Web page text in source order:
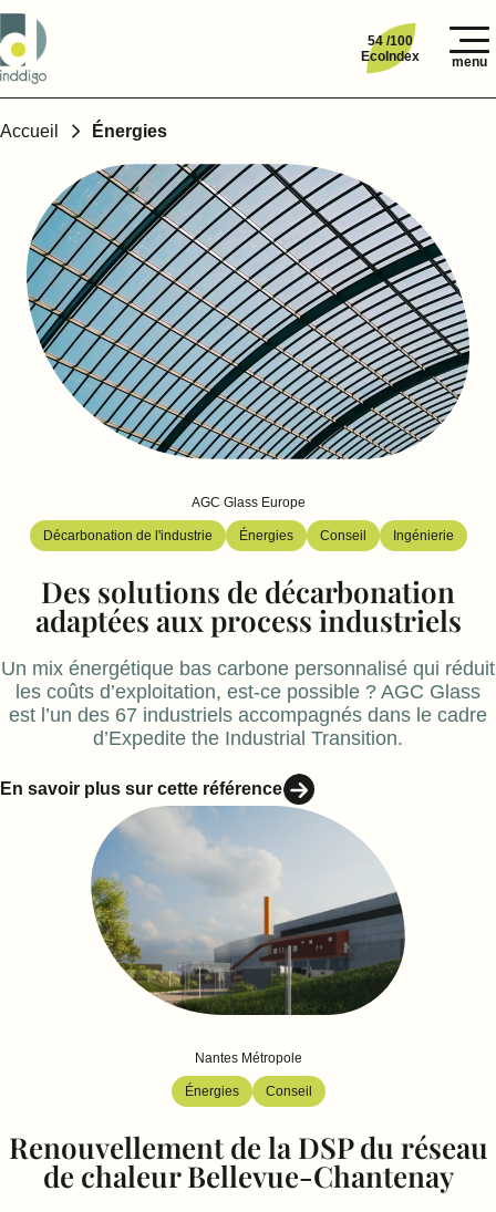
54 /100
EcoIndex
menu
Accueil Énergies
AGC Glass Europe
Décarbonation de l'industrie Énergies Conseil Ingénierie
Des solutions de décarbonation
adaptées aux process industriels
Un mix énergétique bas carbone personnalisé qui réduit
les coûts d’exploitation, est-ce possible ? AGC Glass
est l’un des 67 industriels accompagnés dans le cadre
d’Expedite the Industrial Transition.
En savoir plus sur cette référence
Nantes Métropole
Énergies Conseil
Renouvellement de la DSP du réseau
de chaleur Bellevue-Chantenay